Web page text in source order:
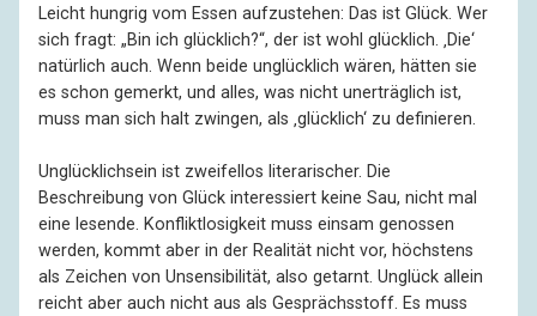
Leicht hungrig vom Essen aufzustehen: Das ist Glück. Wer
sich fragt: „Bin ich glücklich?“, der ist wohl glücklich. ‚Die‘
natürlich auch. Wenn beide unglück­lich wären, hätten sie
es schon gemerkt, und alles, was nicht uner­träglich ist,
muss man sich halt zwingen, als ‚glücklich‘ zu definieren.
Unglücklichsein ist zweifellos literarischer. Die
Beschreibung von Glück interessiert keine Sau, nicht mal
eine lesende. Konflikt­losig­keit muss einsam genossen
werden, kommt aber in der Realität nicht vor, höchstens
als Zeichen von Unsen­sibi­lität, also getarnt. Unglück allein
reicht aber auch nicht aus als Gesprächs­stoff. Es muss